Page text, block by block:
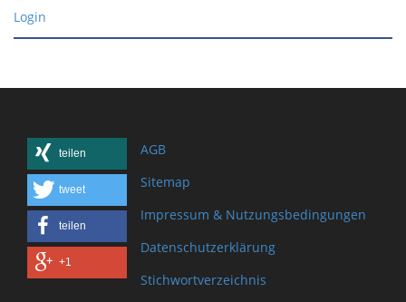
Login
teilen
tweet
teilen
+1
AGB
Sitemap
Impressum & Nutzungsbedingungen
Datenschutzerklärung
Stichwortverzeichnis